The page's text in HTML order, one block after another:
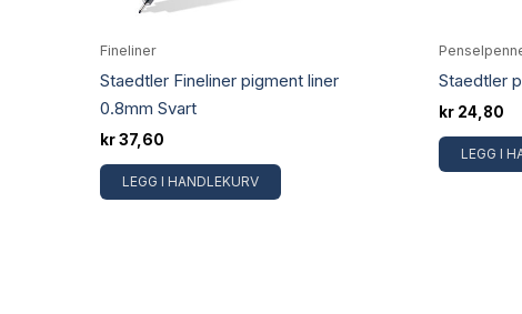
Fineliner
Staedtler Fineliner pigment liner
0.8mm Svart
kr37,60
LEGG I HANDLEKURV
Staedtler
kr 24,80
LEGG I